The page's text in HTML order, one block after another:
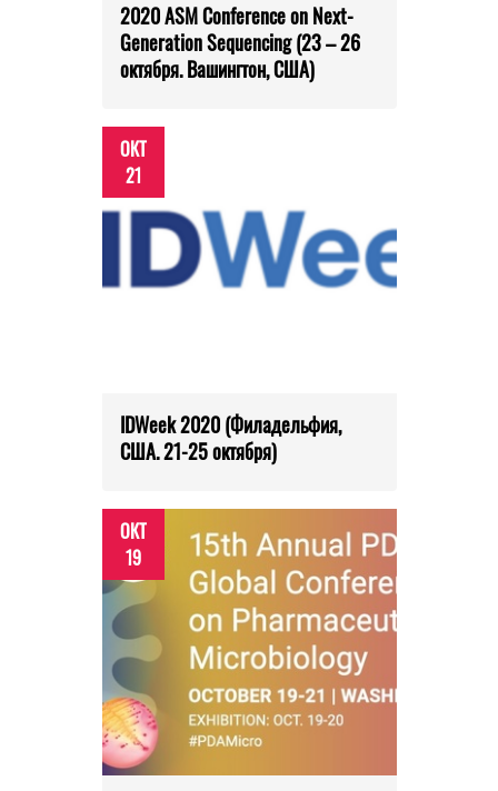
2020 ASM Conference on Next-
Generation Sequencing (23 – 26
октября. Вашингтон, США)
ОКТ
21
IDWeek 2020 (Филадельфия,
США. 21-25 октября)
ОКТ
19